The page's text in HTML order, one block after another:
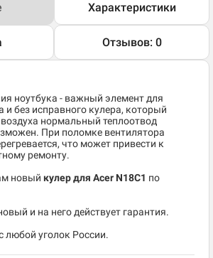
Характеристики
Отзывов: 0
ноутбука - важный элемент для
и без исправного кулера, который
нормальный теплоотвод
При поломке вентилятора
что может привести к
ремонту.
новый кулер для Acer N18C1 по
и на него действует гарантия.
любой уголок России.